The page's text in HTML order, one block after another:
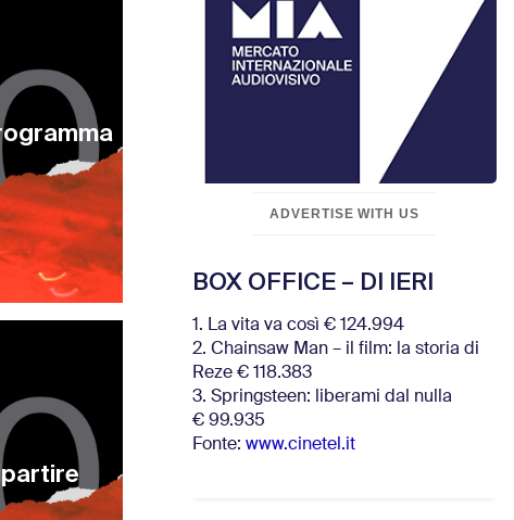
ADVERTISE WITH US
BOX OFFICE – DI IERI
1. La vita va così € 124.994
2. Chainsaw Man – il film: la storia di
Reze € 118.383
3. Springsteen: liberami dal nulla
€ 99.935
Fonte: www.cinetel.it